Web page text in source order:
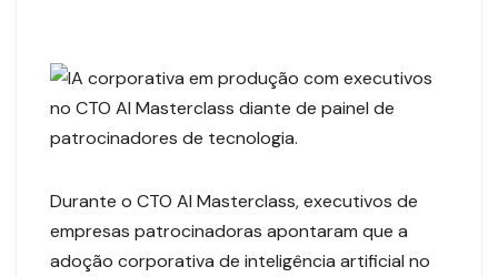
Durante o CTO AI Masterclass, executivos de
empresas patrocinadoras apontaram que a
adoção corporativa de inteligência artificial no